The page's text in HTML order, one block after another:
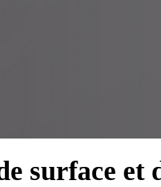
surface